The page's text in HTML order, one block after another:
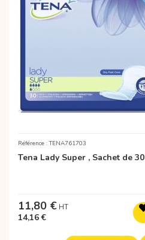
Référence : TENA761703
Tena Lady Super , Sachet de 30
11,80 €
14,16 €